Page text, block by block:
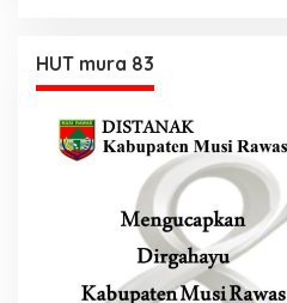
HUT mura 83